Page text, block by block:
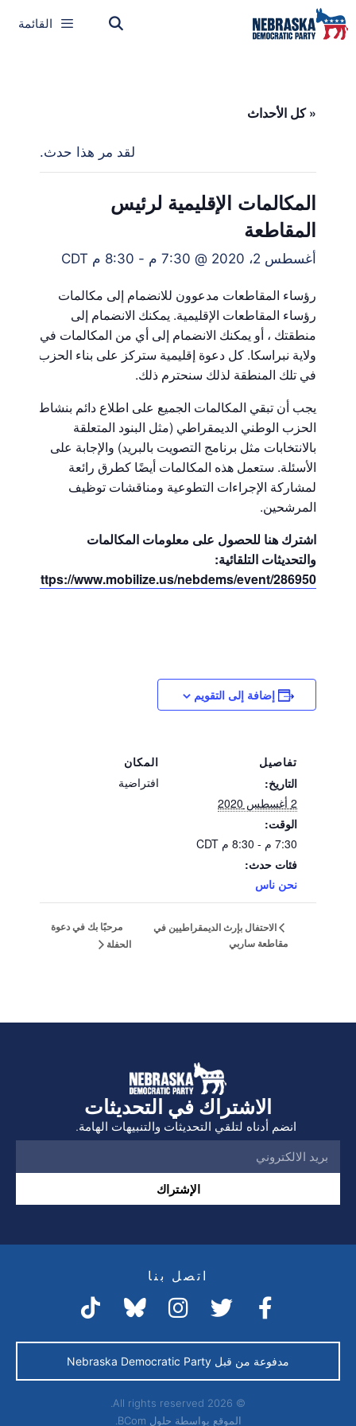
القائمة
« كل الأحداث
لقد مر هذا حدث.
المكالمات الإقليمية لرئيس
المقاطعة
أغسطس 2، 2020 @ 7:30 م - 8:30 م CDT
رؤساء المقاطعات مدعوون للانضمام إلى مكالمات
رؤساء المقاطعات الإقليمية. يمكنك الانضمام إلى
منطقتك ، أو يمكنك الانضمام إلى أي من المكالمات في
ولاية نبراسكا. كل دعوة إقليمية ستركز على بناء الحزب
في تلك المنطقة لذلك سنحترم ذلك.
يجب أن تبقي المكالمات الجميع على اطلاع دائم بنشاط
الحزب الوطني الديمقراطي (مثل البنود المتعلقة
بالانتخابات مثل برنامج التصويت بالبريد) والإجابة على
الأسئلة. ستعمل هذه المكالمات أيضًا كطرق رائعة
لمشاركة الإجراءات التطوعية ومناقشات توظيف
المرشحين.
اشترك هنا للحصول على معلومات المكالمات
والتحديثات التلقائية:
https://www.mobilize.us/nebdems/event/286950/
إضافة إلى التقويم
تفاصيل
التاريخ:
2 أغسطس 2020
الوقت:
7:30 م - 8:30 م
CDT
فئات حدث:
نحن ناس
المكان
افتراضية
الاحتفال بإرث الديمقراطيين في
مقاطعة ساربي
مرحبًا بك في دعوة
الحفلة
الاشتراك في التحديثات
انضم أدناه لتلقي التحديثات والتنبيهات الهامة.
الإشتراك
اتصل بنا
مدفوعة من قبل Nebraska Democratic Party
© 2026 All rights reserved.
الموقع بواسطة حلول BCom.